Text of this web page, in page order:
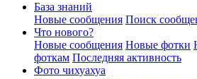
База знаний
Новые сообщения Поиск
Что нового?
Новые сообщения Новые фотки
фоткам Последняя активность
Фото чихуахуа